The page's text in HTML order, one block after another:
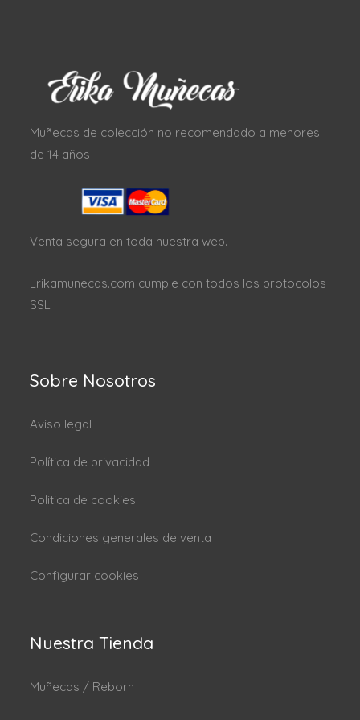
Muñecas de colección no recomendado a menores
de 14 años
Venta segura en toda nuestra web.
Erikamunecas.com cumple con todos los protocolos
SSL
Sobre Nosotros
Aviso legal
Política de privacidad
Politica de cookies
Condiciones generales de venta
Configurar cookies
Nuestra Tienda
Muñecas / Reborn